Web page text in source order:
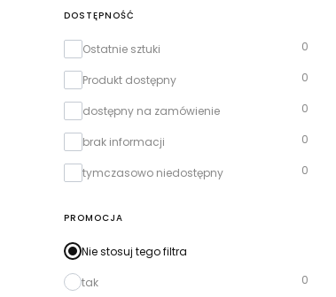
DOSTĘPNOŚĆ
Dostępność
Ostatnie sztuki 0
Produkt dostępny 0
dostępny na zamówienie 0
brak informacji 0
tymczasowo niedostępny 0
PROMOCJA
Nie stosuj tego filtra
tak 0